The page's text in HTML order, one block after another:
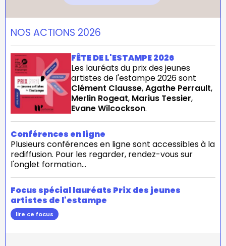
NOS ACTIONS 2026
FÊTE DE L'ESTAMPE 2026
Les lauréats du prix des jeunes
artistes de l'estampe 2026 sont
Clément Clausse,Agathe Perrault,
Merlin Rogeat, Marius Tessier,
Evane Wilcockson.
Conférences en ligne
Plusieurs conférences en ligne sont accessibles à la
rediffusion. Pour les regarder, rendez-vous sur
l'onglet formation...
Focus spécial lauréats Prix des jeunes
artistes de l'estampe
lire ce focus